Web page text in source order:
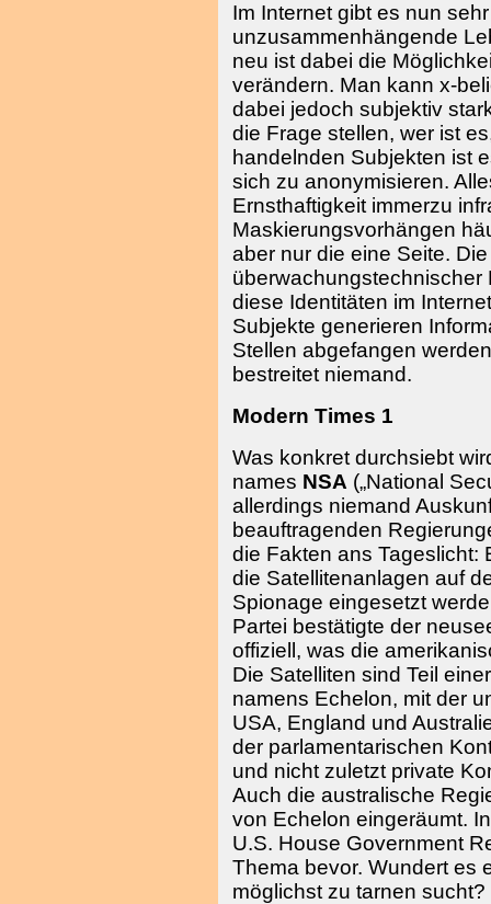
Im Internet gibt es nun
unzusammenhängende
neu ist dabei die
verändern. Man kann x-
dabei jedoch subjektiv
die Frage stellen, wer ist
handelnden Subjekten ist
sich zu anonymisieren.
Ernsthaftigkeit immerzu
Maskierungsvorhängen
aber nur die eine Seite.
überwachungstechnischer
diese Identitäten im
Subjekte generieren
Stellen abgefangen
bestreitet niemand.
Modern Times 1
Was konkret durchsiebt
names NSA („National
allerdings niemand
beauftragenden
die Fakten ans Tageslicht:
die Satellitenanlagen auf
Spionage eingesetzt
Partei bestätigte der
offiziell, was die
Die Satelliten sind Teil
namens Echelon, mit der
USA, England und
der parlamentarischen
und nicht zuletzt private
Auch die australische
von Echelon eingeräumt.
U.S. House Government
Thema bevor. Wundert es
möglichst zu tarnen sucht?